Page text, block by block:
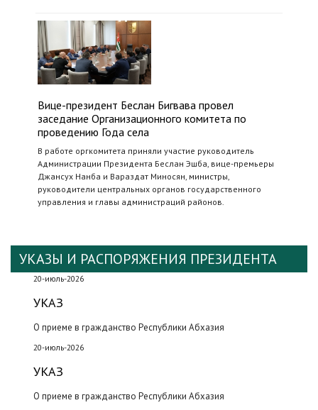
Вице-президент Беслан Бигвава провел
заседание Организационного комитета по
проведению Года села
В работе оргкомитета приняли участие руководитель
Администрации Президента Беслан Эшба, вице-премьеры
Джансух Нанба и Вараздат Миносян, министры,
руководители центральных органов государственного
управления и главы администраций районов.
УКАЗЫ И РАСПОРЯЖЕНИЯ ПРЕЗИДЕНТА
20-июль-2026
УКАЗ
О приеме в гражданство Республики Абхазия
20-июль-2026
УКАЗ
О приеме в гражданство Республики Абхазия